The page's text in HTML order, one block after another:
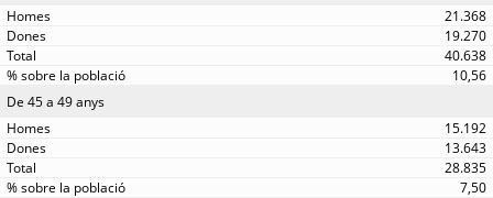
21.368
19.270
40.638
10,56
De 45 a 49 anys
15.192
13.643
28.835
7,50